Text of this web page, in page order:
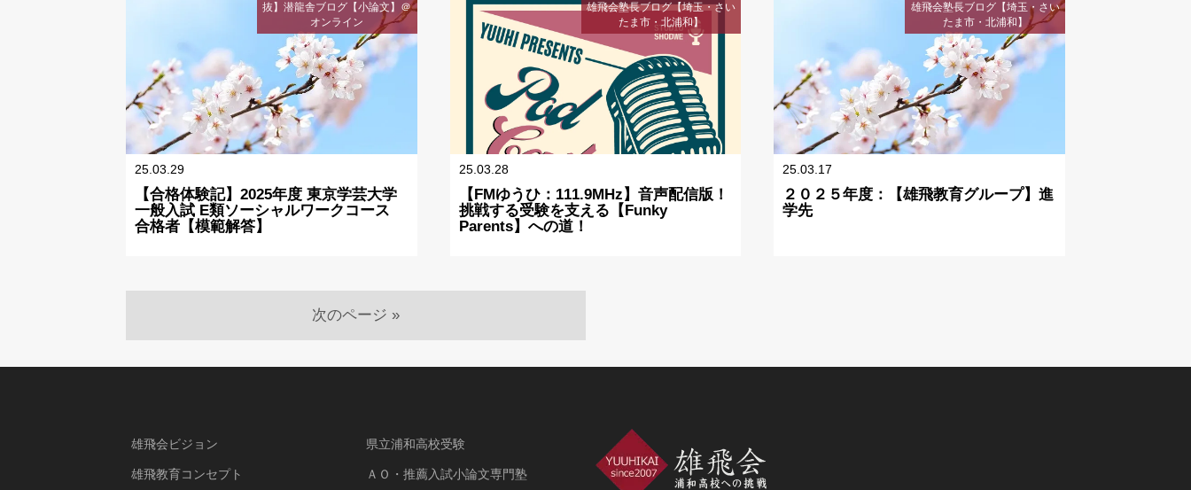
抜】潜龍舎ブログ【小論文】＠
オンライン
25.03.29
【合格体験記】2025年度 東京学芸大学
一般入試 E類ソーシャルワークコース
合格者【模範解答】
雄飛会塾長ブログ【埼玉・さい
たま市・北浦和】
25.03.28
【FMゆうひ：111.9MHz】音声配信版！
挑戦する受験を支える【Funky
Parents】への道！
雄飛会塾長ブログ【埼玉・さい
たま市・北浦和】
25.03.17
２０２５年度：【雄飛教育グループ】進
学先
次のページ »
雄飛会ビジョン
雄飛教育コンセプト
県立浦和高校受験
ＡＯ・推薦入試小論文専門塾